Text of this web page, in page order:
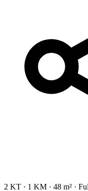
2 KT · 1 KM · 48 m² ·